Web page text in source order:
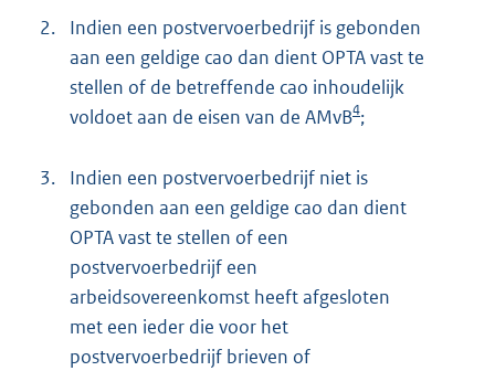
2.
Indien een postvervoerbedrijf is gebonden
aan een geldige cao dan dient OPTA vast te
stellen of de betreffende cao inhoudelijk
voldoet aan de eisen van de AMvB4;
3.
Indien een postvervoerbedrijf niet is
gebonden aan een geldige cao dan dient
OPTA vast te stellen of een
postvervoerbedrijf een
arbeidsovereenkomst heeft afgesloten
met een ieder die voor het
postvervoerbedrijf brieven of